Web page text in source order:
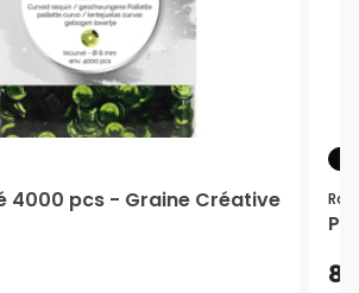
4000 pcs - Graine Créative